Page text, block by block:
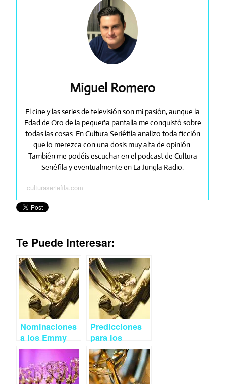
Miguel Romero
El cine y las series de televisión son mi pasión, aunque la
Edad de Oro de la pequeña pantalla me conquistó sobre
todas las cosas. En Cultura Seriéfila analizo toda ficción
que lo merezca con una dosis muy alta de opinión.
También me podéis escuchar en el podcast de Cultura
Seriéfila y eventualmente en La Jungla Radio.
culturaseriefila.com
Te Puede Interesar:
Nominaciones
a los Emmy
2015 (II):
Comedia
Predicciones
para los
Emmys 2015:
Comedia